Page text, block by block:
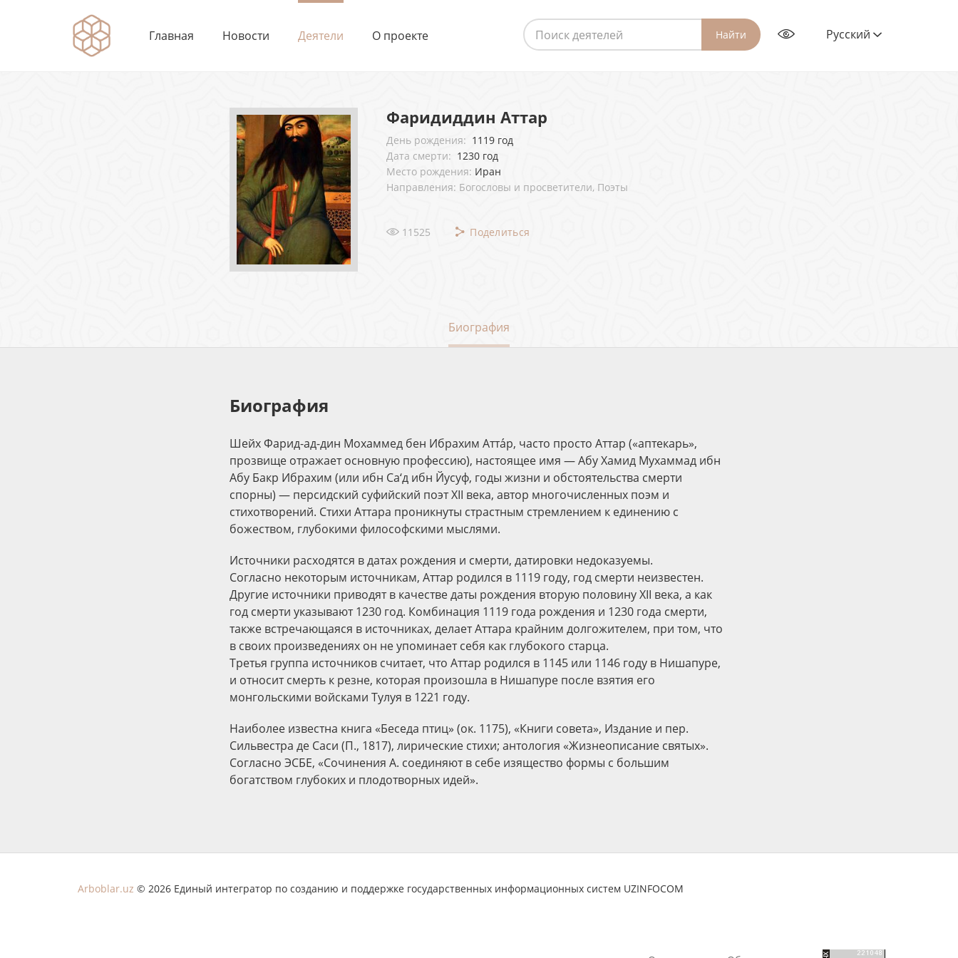
Главная Новости Деятели О проекте Найти Русский
Фаридиддин Аттар
День рождения: 1119 год
Дата смерти: 1230 год
Место рождения: Иран
Направления: Богословы и просветители, Поэты
11525 Поделиться
Биография
Биография
Шейх Фа­рид-ад-дин Мо­хам­мед бен Иб­ра­хим Атта́р, часто просто Аттар («аптекарь»,
прозвище отражает основную профессию), настоящее имя — Абу Хамид Мухаммад ибн
Абу Бакр Ибрахим (или ибн Са‘д ибн Йусуф, годы жизни и обстоятельства смерти
спорны) — персидский суфийский поэт XII века, автор многочисленных поэм и
стихотворений. Стихи Аттара проникнуты страстным стремлением к единению с
божеством, глубокими философскими мыслями.
Источники расходятся в датах рождения и смерти, датировки недоказуемы.
Согласно некоторым источникам, Аттар родился в 1119 году, год смерти неизвестен.
Другие источники приводят в качестве даты рождения вторую половину XII века, а как
год смерти указывают 1230 год. Комбинация 1119 года рождения и 1230 года смерти,
также встречающаяся в источниках, делает Аттара крайним долгожителем, при том, что
в своих произведениях он не упоминает себя как глубокого старца.
Третья группа источников считает, что Аттар родился в 1145 или 1146 году в Нишапуре,
и относит смерть к резне, которая произошла в Нишапуре после взятия его
монгольскими войсками Тулуя в 1221 году.
Наиболее известна книга «Беседа птиц» (ок. 1175), «Книги совета», Издание и пер.
Сильвестра де Саси (П., 1817), лирические стихи; антология «Жизнеописание святых».
Согласно ЭСБЕ, «Сочинения А. соединяют в себе изящество формы с большим
богатством глубоких и плодотворных идей».
Arboblar.uz © 2026 Единый интегратор по созданию и поддержке государственных информационных систем UZINFOCOM